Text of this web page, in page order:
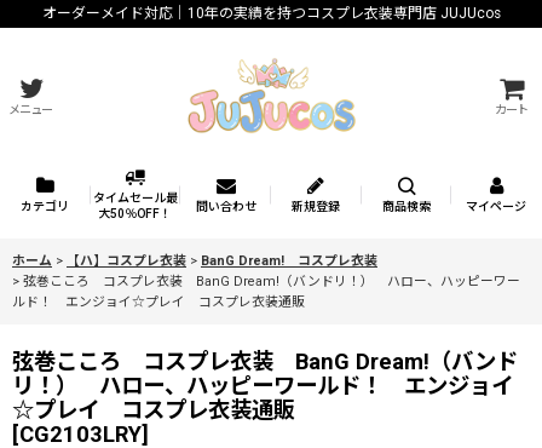
オーダーメイド対応｜10年の実績を持つコスプレ衣装専門店 JUJUcos
メニュー カート
カテゴリ
タイムセール最
大50％OFF！
問い合わせ 新規登録 商品検索 マイページ
ホーム > 【ハ】コスプレ衣装 > BanG Dream! コスプレ衣装
> 弦巻こころ コスプレ衣装 BanG Dream!（バンドリ！） ハロー、ハッピーワー
ルド！ エンジョイ☆プレイ コスプレ衣装通販
弦巻こころ コスプレ衣装 BanG Dream!（バンド
リ！） ハロー、ハッピーワールド！ エンジョイ
☆プレイ コスプレ衣装通販
[CG2103LRY]